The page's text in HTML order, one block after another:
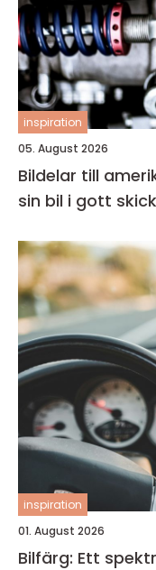
inspiration
05. August 2026
Bildelar till
sin bil i gott skick
inspiration
01. August 2026
Bilfärg: Ett